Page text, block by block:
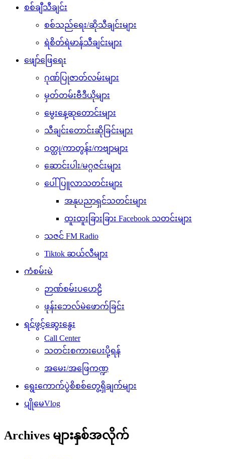
စစ်ချီသီချင်း
စစ်သည်ရေး/ဆိုသီချင်းများ
ရဲစိတ်ရဲမာန်သီချင်းများ
ဖျော်ဖြေရေး
ဂုဏ်ပြုဇာတ်လမ်းများ
မှတ်တမ်းဗီဒီယိုများ
မွေးနေ့ဆုတောင်းများ
သီချင်းတောင်းဆိုခြင်းများ
ဝတ္ထု/ကာတွန်း/ကဗျာများ
ဆောင်းပါး/မဂ္ဂဇင်းများ
ပေါ်ပြူလာသတင်းများ
အနုပညာရှင်သတင်းများ
ထူးထူးခြားခြား Facebook သတင်းများ
သဇင် FM Radio
Tiktok ဆယ်လီများ
ကံစမ်းမဲ
ဉာဏ်စမ်းပဟေဠိ
ဖုန်းဘေလ်မဲဖောက်ခြင်း
ရင်ဖွင့်ဆွေးနွေး
Call Center
သတင်းစကားပေးပို့ရန်
အမေး/အဖြေကဏ္ဍ
ရွေးကောက်ပွဲစိစစ်တွေ့ရှိချက်များ
ပျိုမေVlog
Archives များနှစ်အလိုက်